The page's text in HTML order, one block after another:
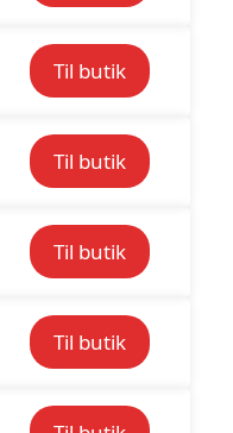
Til butik
Til butik
Til butik
Til butik